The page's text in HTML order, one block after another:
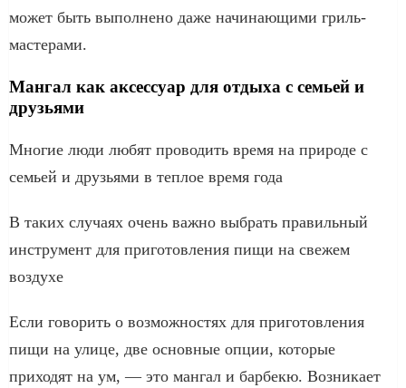
может быть выполнено даже начинающими гриль-
мастерами.
Мангал как аксессуар для отдыха с семьей и
друзьями
Многие люди любят проводить время на природе с
семьей и друзьями в теплое время года
В таких случаях очень важно выбрать правильный
инструмент для приготовления пищи на свежем
воздухе
Если говорить о возможностях для приготовления
пищи на улице, две основные опции, которые
приходят на ум, — это мангал и барбекю. Возникает